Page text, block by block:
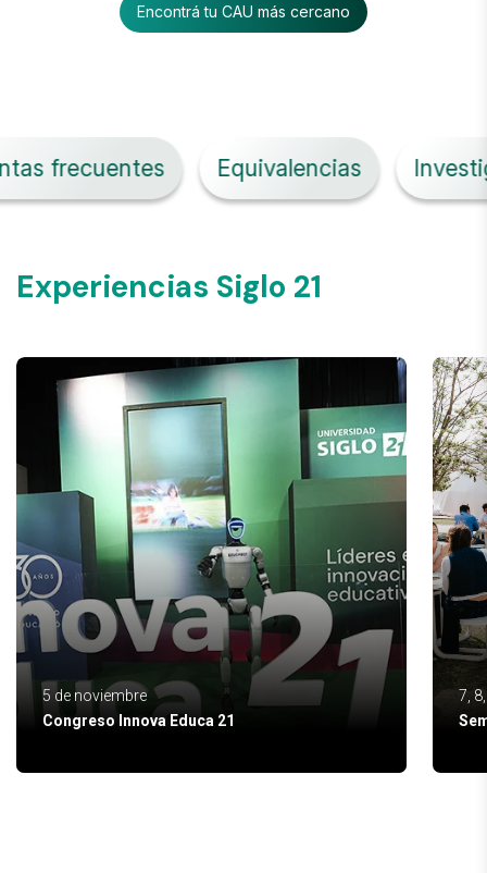
Encontrá tu CAU más cercano
Equivalencias Investigación
Experiencias Siglo 21
5 de noviembre
Congreso Innova Educa 21
7,